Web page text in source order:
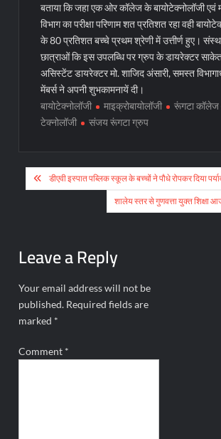
बताया कि जहा एक ओर कॉलेज के बायोटेक्नोलॉजी एवं
विभाग का परीक्षा परिणाम शत प्रतिशत रहा वही
के 80 प्रतिशत बच्चे प्रथम श्रेणी में उत्तीर्ण हुए।
छात्राओं कि इस उपलब्धि पर ग्रुप के डायरेक्टर
असिस्टेंट डायरेक्टर मो. शाजिद अंसारी, समस्त
मेंबर्स ने अपनी शुभकामनायें दी।
बायोटेक्नोलॉजी
माइक्रोबायोलॉजी
रूंगटा
टेक्नोलॉजी
संजय रूंगटा ग्रुप
Post
navigation
डीएवी इस्पात पब्लिक स्कूल के बच्चों ने पौधे रोपकर दिया
शालेय स्तर से गुणवत्ता युक्त शिक्षा
Leave a Reply
Your email address will not be
published. Required fields are
marked *
Comment *